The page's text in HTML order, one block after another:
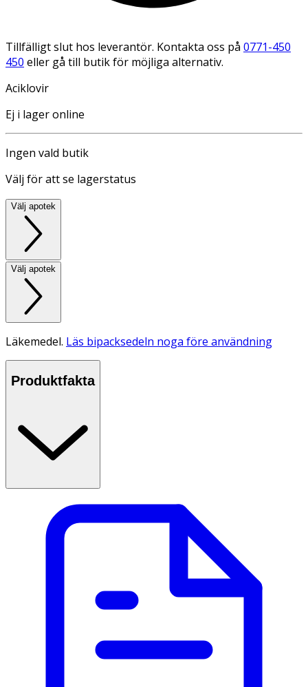
Tillfälligt slut hos leverantör. Kontakta oss på 0771-450
450 eller gå till butik för möjliga alternativ.
Aciklovir
Ej i lager online
Ingen vald butik
Välj för att se lagerstatus
Välj apotek
Välj apotek
Läkemedel. Läs bipacksedeln noga före användning
Produktfakta